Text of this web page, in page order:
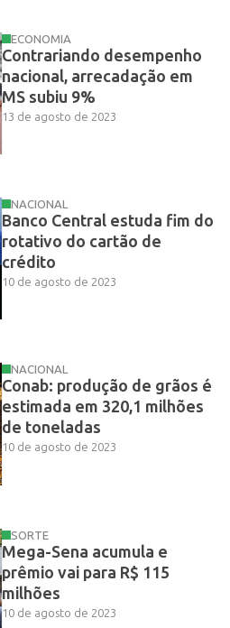
ECONOMIA
Contrariando desempenho
nacional, arrecadação em
MS subiu 9%
13 de agosto de 2023
NACIONAL
Banco Central estuda fim do
rotativo do cartão de
crédito
10 de agosto de 2023
NACIONAL
Conab: produção de grãos é
estimada em 320,1 milhões
de toneladas
10 de agosto de 2023
SORTE
Mega-Sena acumula e
prêmio vai para R$ 115
milhões
10 de agosto de 2023